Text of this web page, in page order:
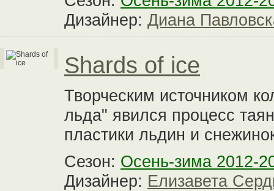
Дизайнер: Диана
Shards of ice
Творческим источником
льда" явился процесс
пластики льдин и
Сезон: Осень-зима 2012-
Дизайнер: Елизавета